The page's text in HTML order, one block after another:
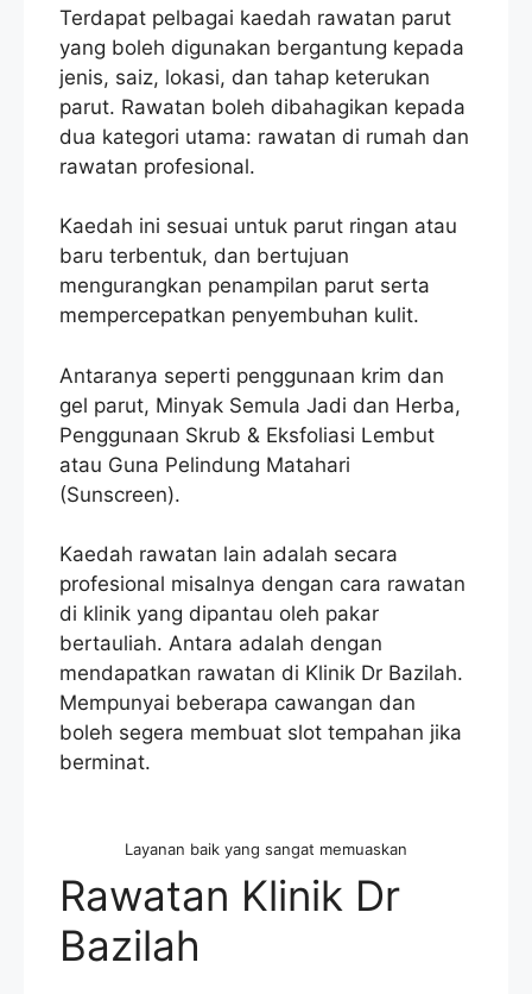
Terdapat pelbagai kaedah rawatan parut
yang boleh digunakan bergantung kepada
jenis, saiz, lokasi, dan tahap keterukan
parut. Rawatan boleh dibahagikan kepada
dua kategori utama: rawatan di rumah dan
rawatan profesional.
Kaedah ini sesuai untuk parut ringan atau
baru terbentuk, dan bertujuan
mengurangkan penampilan parut serta
mempercepatkan penyembuhan kulit.
Antaranya seperti penggunaan krim dan
gel parut, Minyak Semula Jadi dan Herba,
Penggunaan Skrub & Eksfoliasi Lembut
atau Guna Pelindung Matahari
(Sunscreen).
Kaedah rawatan lain adalah secara
profesional misalnya dengan cara rawatan
di klinik yang dipantau oleh pakar
bertauliah. Antara adalah dengan
mendapatkan rawatan di Klinik Dr Bazilah.
Mempunyai beberapa cawangan dan
boleh segera membuat slot tempahan jika
berminat.
Layanan baik yang sangat memuaskan
Rawatan Klinik Dr
Bazilah